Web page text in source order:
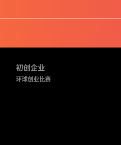
初创企业
环球创业比赛